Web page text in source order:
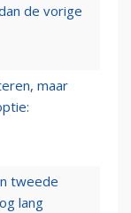
de vorige
maar
tweede
lang